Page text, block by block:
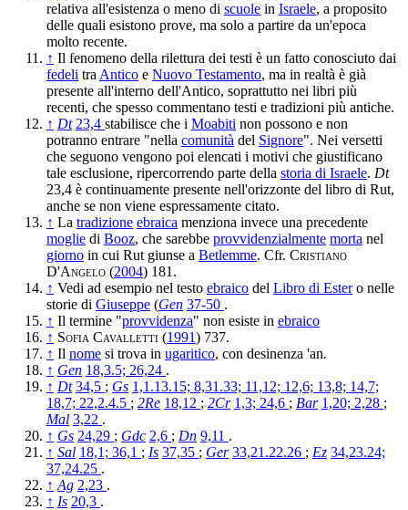
relativa all'esistenza o meno di scuole in Israele, a proposito
delle quali esistono prove, ma solo a partire da un'epoca
molto recente.
↑ Il fenomeno della rilettura dei testi è un fatto conosciuto dai
fedeli tra Antico e Nuovo Testamento, ma in realtà è già
presente all'interno dell'Antico, soprattutto nei libri più
recenti, che spesso commentano testi e tradizioni più antiche.
↑ Dt 23,4 stabilisce che i Moabiti non possono e non
potranno entrare "nella comunità del Signore". Nei versetti
che seguono vengono poi elencati i motivi che giustificano
tale esclusione, ripercorrendo parte della storia di Israele. Dt
23,4 è continuamente presente nell'orizzonte del libro di Rut,
anche se non viene espressamente citato.
↑ La tradizione ebraica menziona invece una precedente
moglie di Booz, che sarebbe provvidenzialmente morta nel
giorno in cui Rut giunse a Betlemme. Cfr. Cristiano
D'Angelo (2004) 181.
↑ Vedi ad esempio nel testo ebraico del Libro di Estero nelle
storie di Giuseppe (Gen 37-50 .
↑ Il termine "provvidenza" non esiste in ebraico
↑ Sofia Cavalletti (1991) 737.
↑ Il nome si trova in ugaritico, con desinenza 'an.
↑ Gen 18,3.5; 26,24 .
↑ Dt 34,5 ; Gs 1,1.13.15; 8,31.33; 11,12; 12,6; 13,8; 14,7;
18,7; 22,2.4.5 ; 2Re 18,12 ; 2Cr 1,3; 24,6 ; Bar 1,20; 2,28 ;
Mal 3,22 .
↑ Gs 24,29 ; Gdc 2,6 ; Dn 9,11 .
↑ Sal 18,1; 36,1 ; Is 37,35 ; Ger 33,21.22.26 ; Ez 34,23.24;
37,24.25 .
↑ Ag 2,23 .
↑ Is 20,3 .